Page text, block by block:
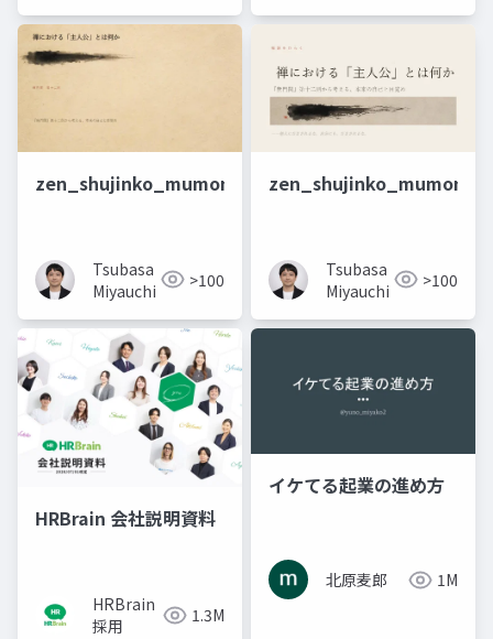
zen_shujinko_mumonkan_Sonnet5
Tsubasa
Miyauchi
>100
Tsubasa
Miyauchi
>100
HRBrain 会社説明資料
HRBrain
採用
1.3M
イケてる起業の進め方
北原麦郎 1M